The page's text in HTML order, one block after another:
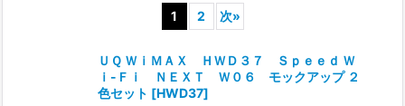
絞り込む
1 2 次»
ＵＱ ＷｉＭＡＸ ＨＷＤ３７ Ｓｐｅｅｄ Ｗ
ｉ-Ｆｉ ＮＥＸＴ Ｗ０６ モックアップ ２
色セット [HWD37]